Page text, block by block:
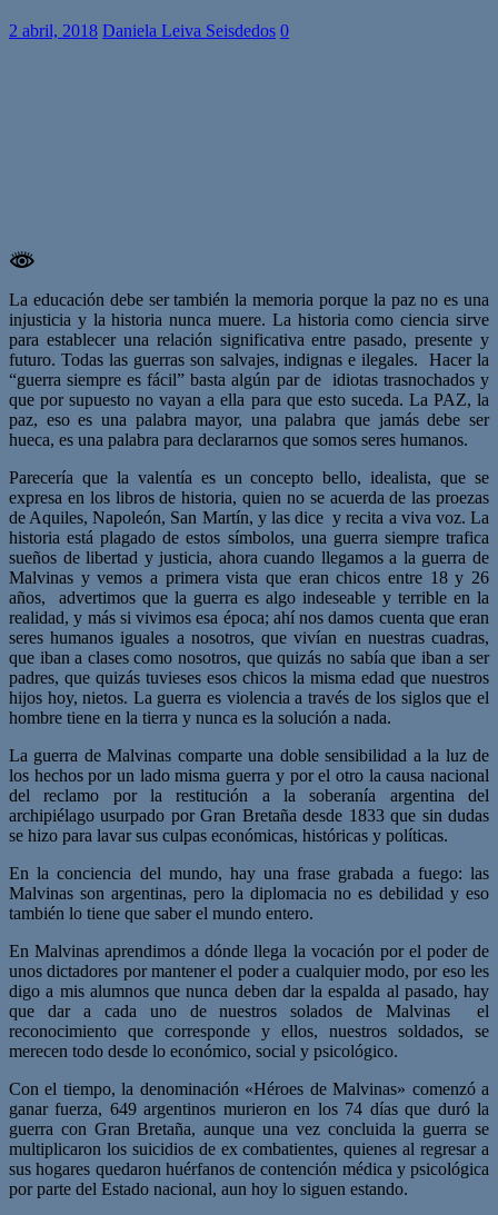
2 abril, 2018 Daniela Leiva Seisdedos 0
La educación debe ser también la memoria porque la paz no es una
injusticia y la historia nunca muere. La historia como ciencia sirve
para establecer una relación significativa entre pasado, presente y
futuro. Todas las guerras son salvajes, indignas e ilegales. Hacer la
“guerra siempre es fácil” basta algún par de idiotas trasnochados y
que por supuesto no vayan a ella para que esto suceda. La PAZ, la
paz, eso es una palabra mayor, una palabra que jamás debe ser
hueca, es una palabra para declararnos que somos seres humanos.
Parecería que la valentía es un concepto bello, idealista, que se
expresa en los libros de historia, quien no se acuerda de las proezas
de Aquiles, Napoleón, San Martín, y las dice y recita a viva voz. La
historia está plagado de estos símbolos, una guerra siempre trafica
sueños de libertad y justicia, ahora cuando llegamos a la guerra de
Malvinas y vemos a primera vista que eran chicos entre 18 y 26
años, advertimos que la guerra es algo indeseable y terrible en la
realidad, y más si vivimos esa época; ahí nos damos cuenta que eran
seres humanos iguales a nosotros, que vivían en nuestras cuadras,
que iban a clases como nosotros, que quizás no sabía que iban a ser
padres, que quizás tuvieses esos chicos la misma edad que nuestros
hijos hoy, nietos. La guerra es violencia a través de los siglos que el
hombre tiene en la tierra y nunca es la solución a nada.
La guerra de Malvinas comparte una doble sensibilidad a la luz de
los hechos por un lado misma guerra y por el otro la causa nacional
del reclamo por la restitución a la soberanía argentina del
archipiélago usurpado por Gran Bretaña desde 1833 que sin dudas
se hizo para lavar sus culpas económicas, históricas y políticas.
En la conciencia del mundo, hay una frase grabada a fuego: las
Malvinas son argentinas, pero la diplomacia no es debilidad y eso
también lo tiene que saber el mundo entero.
En Malvinas aprendimos a dónde llega la vocación por el poder de
unos dictadores por mantener el poder a cualquier modo, por eso les
digo a mis alumnos que nunca deben dar la espalda al pasado, hay
que dar a cada uno de nuestros solados de Malvinas el
reconocimiento que corresponde y ellos, nuestros soldados, se
merecen todo desde lo económico, social y psicológico.
Con el tiempo, la denominación «Héroes de Malvinas» comenzó a
ganar fuerza, 649 argentinos murieron en los 74 días que duró la
guerra con Gran Bretaña, aunque una vez concluida la guerra se
multiplicaron los suicidios de ex combatientes, quienes al regresar a
sus hogares quedaron huérfanos de contención médica y psicológica
por parte del Estado nacional, aun hoy lo siguen estando.